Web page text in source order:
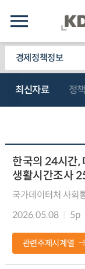
경제정책정보
최신자료 정
한국의 24시간,
생활시간조사
국가데이터처 사회
2026.05.08
5p
관련주제시계열